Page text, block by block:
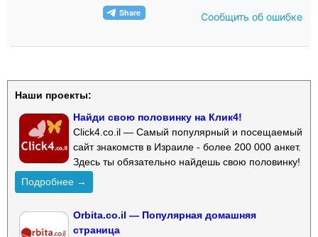
Сообщить об ошибке
Наши проекты:
Найди свою половинку на Клик4!
Click4.co.il — Самый популярный и посещаемый
сайт знакомств в Израиле - более 200 000 анкет.
Здесь ты обязательно найдешь свою половинку!
Подробнее →
Orbita.co.il — Популярная домашняя
страница